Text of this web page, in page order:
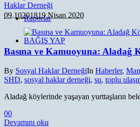
Raporlar
BAĞIŞ YAP
09.10201819 Nisan 2020
Basına ve Kamuoyuna: Aladağ
By Sosyal Haklar DerneğiIn Haberler,
SHD, sosyal haklar derneği, su, toplu
Aladağ köylerinde yaşayan yurttaşların
00
Devamını oku